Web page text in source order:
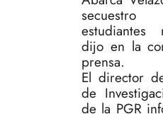
estudiantes
dijo en la
prensa.
El director
de
de la PGR